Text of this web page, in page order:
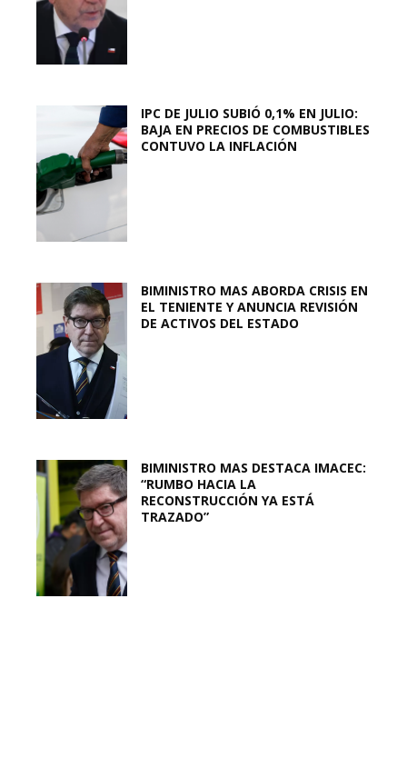
IPC DE JULIO SUBIÓ 0,1% EN JULIO:
BAJA EN PRECIOS DE COMBUSTIBLES
CONTUVO LA INFLACIÓN
BIMINISTRO MAS ABORDA CRISIS EN
EL TENIENTE Y ANUNCIA REVISIÓN
DE ACTIVOS DEL ESTADO
BIMINISTRO MAS DESTACA IMACEC:
“RUMBO HACIA LA
RECONSTRUCCIÓN YA ESTÁ
TRAZADO”